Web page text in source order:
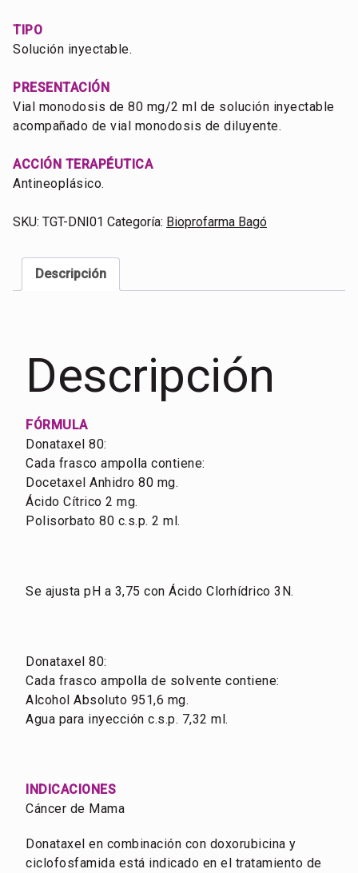
TIPO
Solución inyectable.
PRESENTACIÓN
Vial monodosis de 80 mg/2 ml de solución inyectable
acompañado de vial monodosis de diluyente.
ACCIÓN TERAPÉUTICA
Antineoplásico.
SKU: TGT-DNI01 Categoría: Bioprofarma Bagó
Descripción
Descripción
FÓRMULA
Donataxel 80:
Cada frasco ampolla contiene:
Docetaxel Anhidro 80 mg.
Ácido Cítrico 2 mg.
Polisorbato 80 c.s.p. 2 ml.
Se ajusta pH a 3,75 con Ácido Clorhídrico 3N.
Donataxel 80:
Cada frasco ampolla de solvente contiene:
Alcohol Absoluto 951,6 mg.
Agua para inyección c.s.p. 7,32 ml.
INDICACIONES
Cáncer de Mama
Donataxel en combinación con doxorubicina y
ciclofosfamida está indicado en el tratamiento de